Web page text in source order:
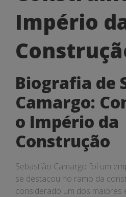
Império
da
Construção
Império
Biografia de
Camargo:
o Império da
Construção
Sebastião Camargo foi um
se destacou no ramo da
considerado um dos maiores